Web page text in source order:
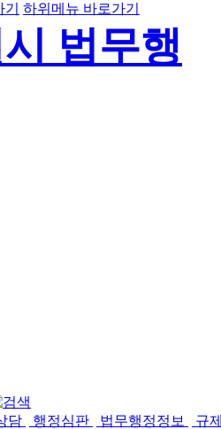
하위메뉴 바로가기
담 행정심판 법무행정정보 규